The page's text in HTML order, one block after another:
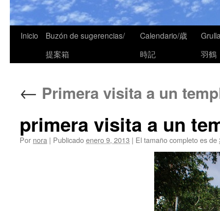
Inicio
Buzón de sugerencias/
提案箱
Calendario/歳
時記
羽鶴
← Primera visita a un
primera visita a un
Por nora | Publicadoenero 9, 2013 | El tamaño completo es de